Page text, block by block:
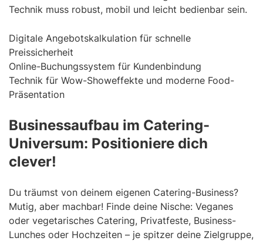
Technik muss robust, mobil und leicht bedienbar sein.
Digitale Angebotskalkulation für schnelle
Preissicherheit
Online-Buchungssystem für Kundenbindung
Technik für Wow-Showeffekte und moderne Food-
Präsentation
Businessaufbau im Catering-
Universum: Positioniere dich
clever!
Du träumst von deinem eigenen Catering-Business?
Mutig, aber machbar! Finde deine Nische: Veganes
oder vegetarisches Catering, Privatfeste, Business-
Lunches oder Hochzeiten – je spitzer deine Zielgruppe,